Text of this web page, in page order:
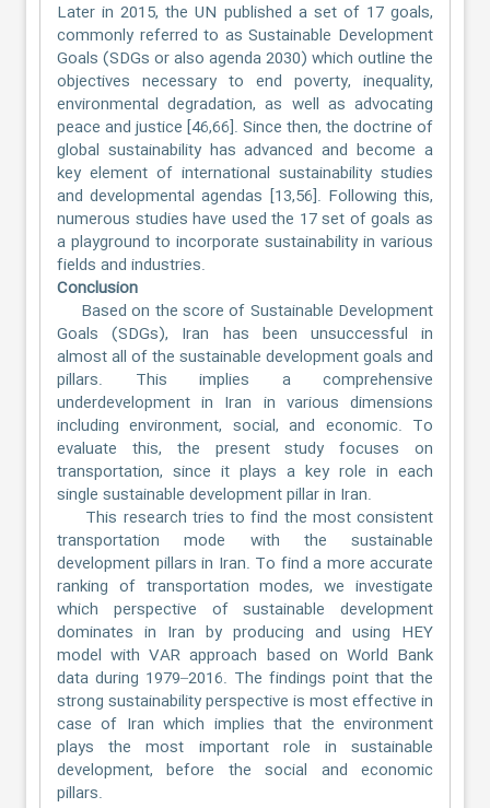
Later in 2015, the UN published a set of 17 goals,
commonly referred to as Sustainable Development
Goals (SDGs or also agenda 2030) which outline the
objectives necessary to end poverty, inequality,
environmental degradation, as well as advocating
peace and justice [46,66]. Since then, the doctrine of
global sustainability has advanced and become a
key element of international sustainability studies
and developmental agendas [13,56]. Following this,
numerous studies have used the 17 set of goals as
a playground to incorporate sustainability in various
fields and industries.
Conclusion
Based on the score of Sustainable Development
Goals (SDGs), Iran has been unsuccessful in
almost all of the sustainable development goals and
pillars. This implies a comprehensive
underdevelopment in Iran in various dimensions
including environment, social, and economic. To
evaluate this, the present study focuses on
transportation, since it plays a key role in each
single sustainable development pillar in Iran.
This research tries to find the most consistent
transportation mode with the sustainable
development pillars in Iran. To find a more accurate
ranking of transportation modes, we investigate
which perspective of sustainable development
dominates in Iran by producing and using HEY
model with VAR approach based on World Bank
data during 1979–2016. The findings point that the
strong sustainability perspective is most effective in
case of Iran which implies that the environment
plays the most important role in sustainable
development, before the social and economic
pillars.